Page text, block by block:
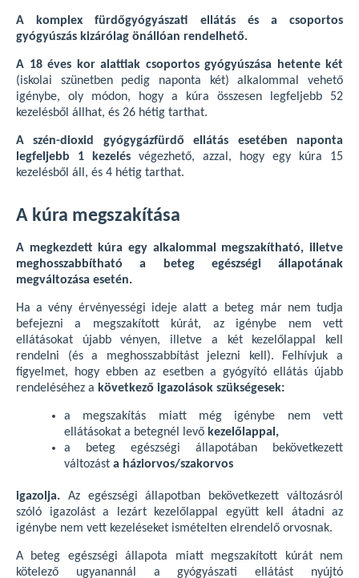
A komplex fürdőgyógyászati ellátás és a csoportos
gyógyúszás kizárólag önállóan rendelhető.
A 18 éves kor alattiak csoportos gyógyúszása hetente két
(iskolai szünetben pedig naponta két) alkalommal vehető
igénybe, oly módon, hogy a kúra összesen legfeljebb 52
kezelésből állhat, és 26 hétig tarthat.
A szén-dioxid gyógygázfürdő ellátás esetében naponta
legfeljebb 1 kezelés végezhető, azzal, hogy egy kúra 15
kezelésből áll, és 4 hétig tarthat.
A kúra megszakítása
A megkezdett kúra egy alkalommal megszakítható, illetve
meghosszabbítható a beteg egészségi állapotának
megváltozása esetén.
Ha a vény érvényességi ideje alatt a beteg már nem tudja
befejezni a megszakított kúrát, az igénybe nem vett
ellátásokat újabb vényen, illetve a két kezelőlappal kell
rendelni (és a meghosszabbítást jelezni kell). Felhívjuk a
figyelmet, hogy ebben az esetben a gyógyító ellátás újabb
rendeléséhez a következő igazolások szükségesek:
a megszakítás miatt még igénybe nem vett
ellátásokat a betegnél levő kezelőlappal,
a beteg egészségi állapotában bekövetkezett
változást a háziorvos/szakorvos
igazolja. Az egészségi állapotban bekövetkezett változásról
szóló igazolást a lezárt kezelőlappal együtt kell átadni az
igénybe nem vett kezeléseket ismételten elrendelő orvosnak.
A beteg egészségi állapota miatt megszakított kúrát nem
kötelező ugyanannál a gyógyászati ellátást nyújtó